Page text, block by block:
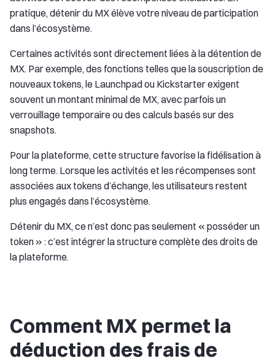
pratique, détenir du MX élève votre niveau de participation
dans l’écosystème.
Certaines activités sont directement liées à la détention de
MX. Par exemple, des fonctions telles que la souscription de
nouveaux tokens, le Launchpad ou Kickstarter exigent
souvent un montant minimal de MX, avec parfois un
verrouillage temporaire ou des calculs basés sur des
snapshots.
Pour la plateforme, cette structure favorise la fidélisation à
long terme. Lorsque les activités et les récompenses sont
associées aux tokens d’échange, les utilisateurs restent
plus engagés dans l’écosystème.
Détenir du MX, ce n’est donc pas seulement « posséder un
token » : c’est intégrer la structure complète des droits de
la plateforme.
Comment MX permet la
déduction des frais de